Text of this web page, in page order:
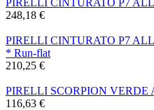
248,18 €
PIRELLI CINTURATO P7
* Run-flat
210,25 €
PIRELLI SCORPION VERDE
116,63 €